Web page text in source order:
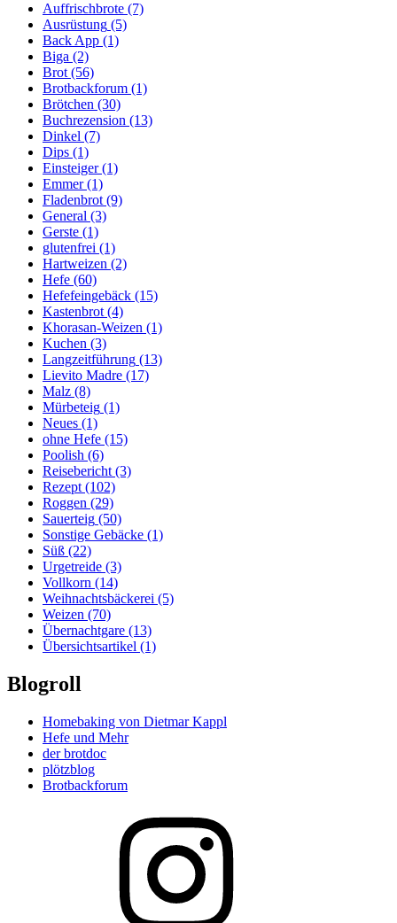
Auffrischbrote (7)
Ausrüstung (5)
Back App (1)
Biga (2)
Brot(56)
Brotbackforum (1)
Brötchen (30)
Buchrezension (13)
Dinkel (7)
Dips (1)
Einsteiger(1)
Emmer(1)
Fladenbrot(9)
General (3)
Gerste (1)
glutenfrei (1)
Hartweizen (2)
Hefe (60)
Hefefeingebäck (15)
Kastenbrot(4)
Khorasan-Weizen (1)
Kuchen (3)
Langzeitführung (13)
Lievito Madre (17)
Malz (8)
Mürbeteig (1)
Neues (1)
ohne Hefe (15)
Poolish (6)
Reisebericht(3)
Rezept(102)
Roggen (29)
Sauerteig (50)
Sonstige Gebäcke (1)
Süß (22)
Urgetreide (3)
Vollkorn (14)
Weihnachtsbäckerei (5)
Weizen (70)
Übernachtgare (13)
Übersichtsartikel (1)
Blogroll
Homebaking von Dietmar Kappl
Hefe und Mehr
der brotdoc
plötzblog
Brotbackforum